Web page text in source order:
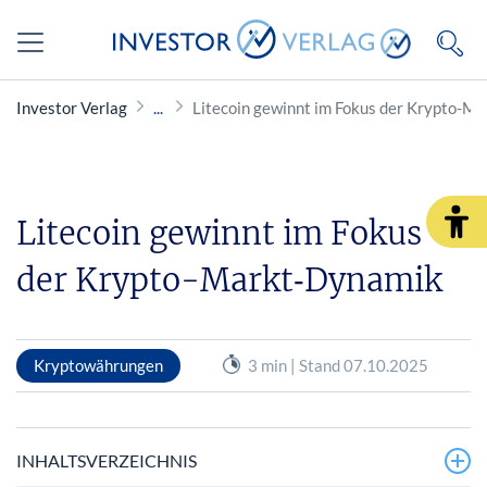
Investor Verlag Litecoin gewinnt im Fokus der Krypto-
Litecoin gewinnt im Fokus
der Krypto-Markt‑Dynamik
Kryptowährungen 3 min | Stand 07.10.2025
INHALTSVERZEICHNIS